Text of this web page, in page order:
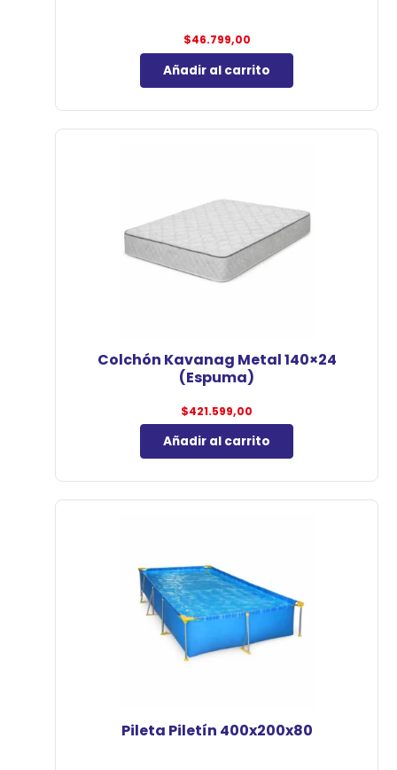
$46.799,00
Añadir al carrito
Colchón Kavanag Metal 140×24
(Espuma)
$421.599,00
Añadir al carrito
Pileta Piletín 400x200x80